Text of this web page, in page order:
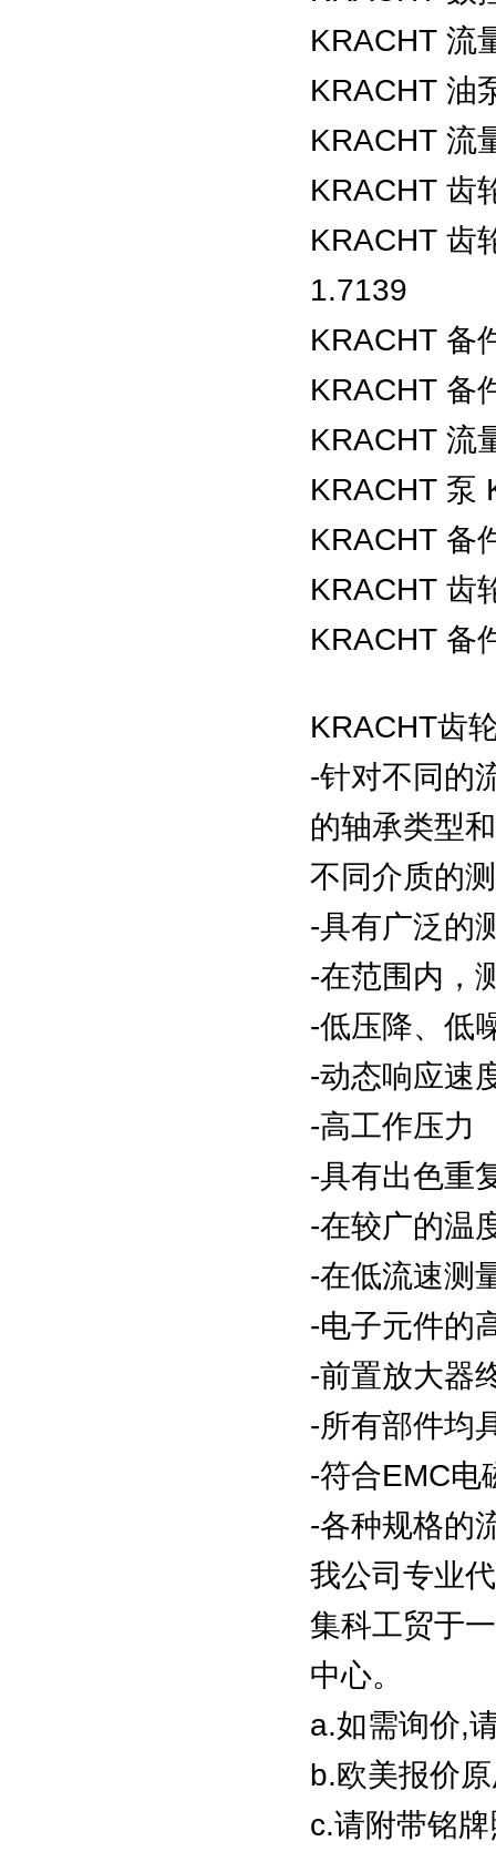
KRACHT 流
KRACHT 油
KRACHT 流
KRACHT 齿
KRACHT 齿
1.7139
KRACHT 备
KRACHT 备
KRACHT 流
KRACHT 泵
KRACHT 备
KRACHT 齿
KRACHT 备
KRACHT齿
-针对不同的
的轴承类型
不同介质的
-具有广泛的
-在范围内，
-低压降、低
-动态响应速
-高工作压力
-具有出色重
-在较广的温
-在低流速测
-电子元件的
-前置放大器
-所有部件均
-符合EMC电
-各种规格的
我公司专业
集科工贸于
中心。
a.如需询价,
b.欧美报价
c.请附带铭